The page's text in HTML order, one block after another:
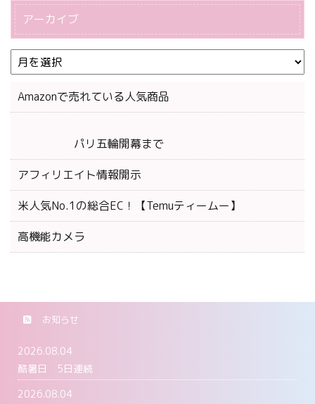
アーカイブ
Amazonで売れている人気商品
パリ五輪開幕まで
アフィリエイト情報開示
米人気No.1の総合EC！【Temuティームー】
高機能カメラ
お知らせ
2026.08.04
酷暑日 5日連続
2026.08.04